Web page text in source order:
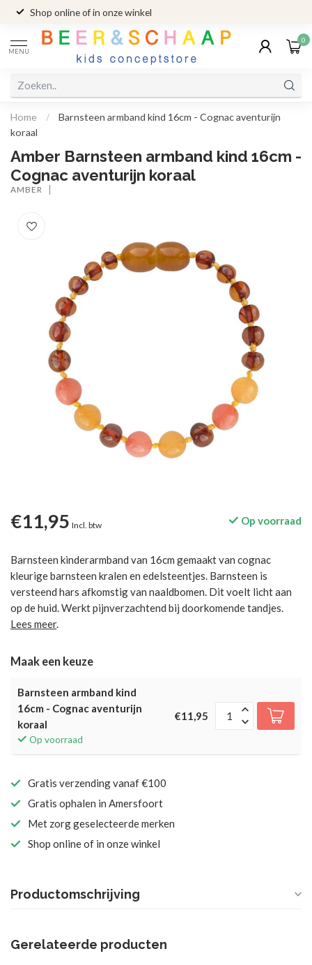
Shop online of in onze winkel
MENU
0
Home /
Barnsteen armband kind 16cm - Cognac aventurijn
koraal
Amber Barnsteen armband kind 16cm -
Cognac aventurijn koraal
AMBER
€11,95 Incl. btw Op voorraad
Barnsteen kinderarmband van 16cm gemaakt van cognac
kleurige barnsteen kralen en edelsteentjes. Barnsteen is
versteend hars afkomstig van naaldbomen. Dit voelt licht aan
op de huid. Werkt pijnverzachtend bij doorkomende tandjes.
Lees meer.
Maak een keuze
Barnsteen armband kind
16cm - Cognac aventurijn
koraal
Op voorraad
€11,95
Gratis verzending vanaf €100
Gratis ophalen in Amersfoort
Met zorg geselecteerde merken
Shop online of in onze winkel
Productomschrijving
Gerelateerde producten